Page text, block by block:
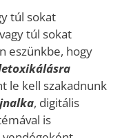
túl sokat
túl sokat
eszünkbe, hogy
le kell szakadnunk
, digitális
is